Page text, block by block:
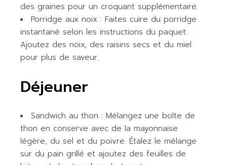
des graines pour un croquant supplémentaire.
Porridge aux noix : Faites cuire du porridge
instantané selon les instructions du paquet.
Ajoutez des noix, des raisins secs et du miel
pour plus de saveur.
Déjeuner
Sandwich au thon : Mélangez une boîte de
thon en conserve avec de la mayonnaise
légère, du sel et du poivre. Étalez le mélange
sur du pain grillé et ajoutez des feuilles de